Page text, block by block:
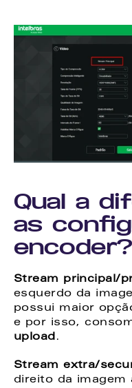
Qual a
as
encoder?
Stream principal/
esquerdo da
possui maior
e por isso,
upload .
Stream extra/
direito da imagem